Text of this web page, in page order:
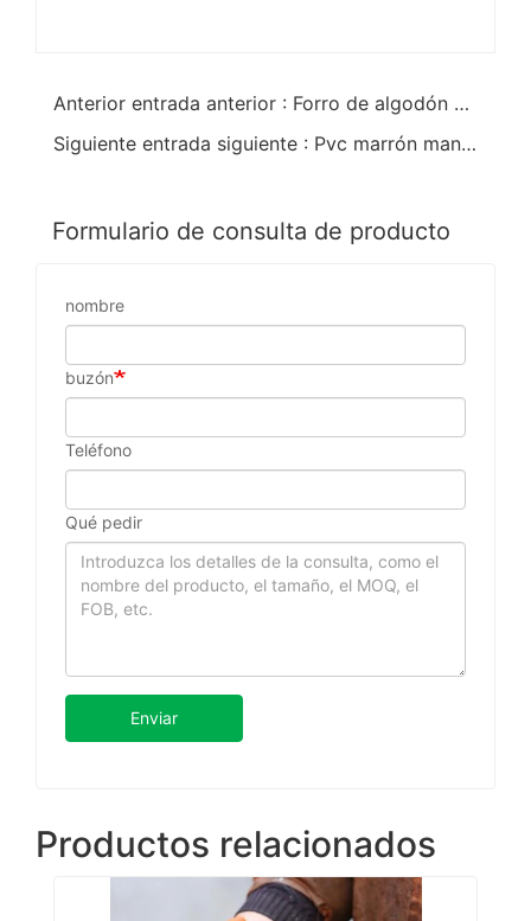
Anterior entrada anterior : Forro de algodón arenoso azul con guantes resistentes a los álcalis
Siguiente entrada siguiente : Pvc marrón mantiene los guantes calientes con espuma aislada
Formulario de consulta de producto
nombre
buzón
Teléfono
Qué pedir
Enviar
Productos relacionados